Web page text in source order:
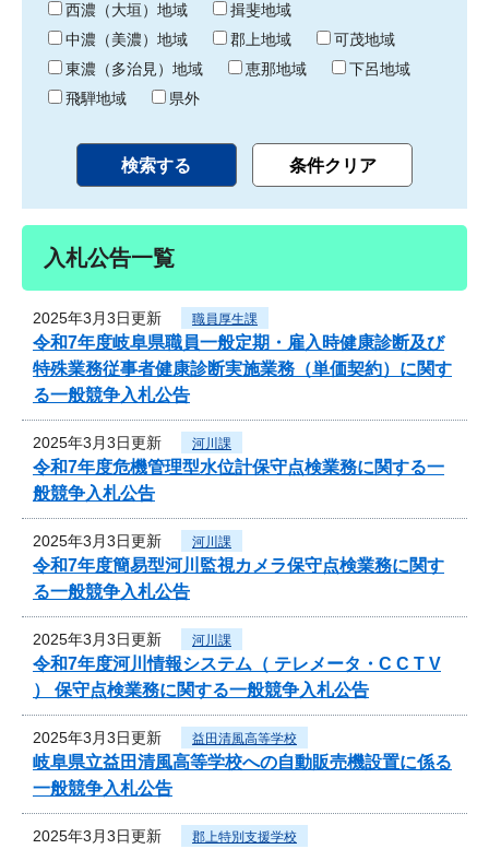
西濃（大垣）地域
揖斐地域
中濃（美濃）地域
郡上地域
可茂地域
東濃（多治見）地域
恵那地域
下呂地域
飛騨地域
県外
入札公告一覧
2025年3月3日更新 職員厚生課
令和7年度岐阜県職員一般定期・雇入時健康診断及び
特殊業務従事者健康診断実施業務（単価契約）に関す
る一般競争入札公告
2025年3月3日更新 河川課
令和7年度危機管理型水位計保守点検業務に関する一
般競争入札公告
2025年3月3日更新 河川課
令和7年度簡易型河川監視カメラ保守点検業務に関す
る一般競争入札公告
2025年3月3日更新 河川課
令和7年度河川情報システム（ テレメータ・C C T V
） 保守点検業務に関する一般競争入札公告
2025年3月3日更新 益田清風高等学校
岐阜県立益田清風高等学校への自動販売機設置に係る
一般競争入札公告
2025年3月3日更新 郡上特別支援学校